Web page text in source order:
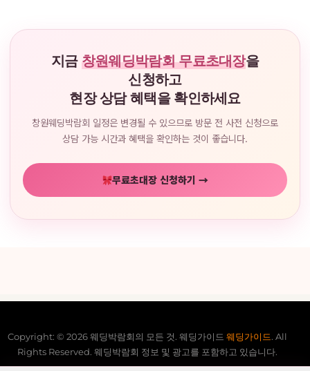
지금 창원웨딩박람회 무료초대장을
신청하고
현장 상담 혜택을 확인하세요
창원웨딩박람회 일정은 변경될 수 있으므로 방문 전 사전 신청으로
상담 가능 시간과 혜택을 확인하는 것이 좋습니다.
무료초대장 신청하기 →
Copyright: © 2026 웨딩박람회의 모든 것. 웨딩가이드 웨딩가이드. All
Rights Reserved. 웨딩박람회 정보 및 광고를 포함하고 있습니다.